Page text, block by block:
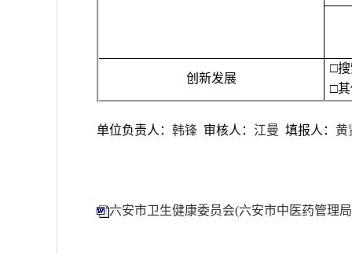
创新发展
□
□
单位负责人： 韩锋 审核人 ： 江曼 填报人 ： 黄
六安市卫生健康委员会(六安市中医药管理